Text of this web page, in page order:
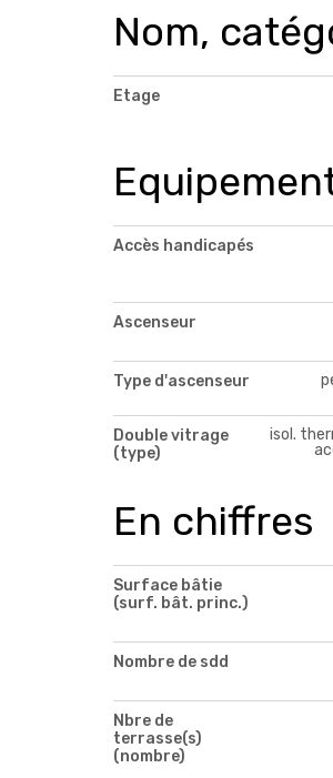
Nom,
Etage
Accès handicapés
Ascenseur
Type d'ascenseur
Double vitrage
(type)
isol.
En chiffres
Surface bâtie
(surf. bât. princ.)
Nombre de sdd
Nbre de
terrasse(s)
(nombre)